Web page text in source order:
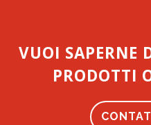
VUOI SAPERNE
PRODOTTI